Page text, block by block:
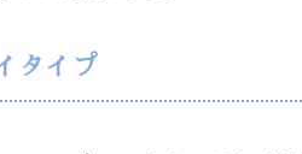
タイプ